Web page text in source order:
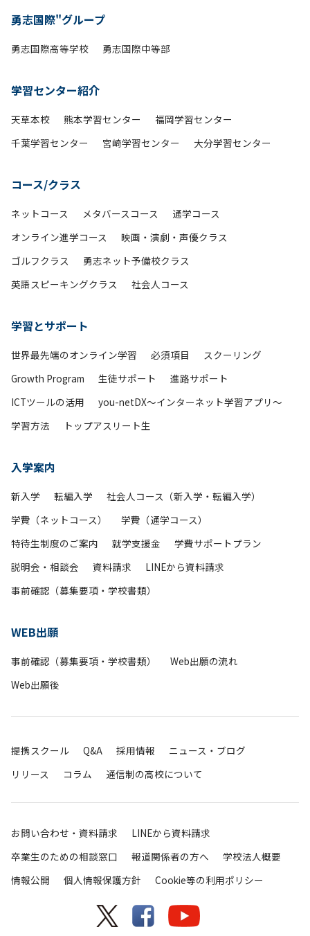
勇志国際"グループ
勇志国際高等学校 勇志国際中等部
学習センター紹介
天草本校 熊本学習センター
福岡学習センター
千葉学習センター
宮崎学習センター 大分学習センター
コース/クラス
ネットコース メタバースコース
通学コース
オンライン進学コース
映画・演劇・声優クラス
ゴルフクラス
勇志ネット予備校クラス
英語スピーキングクラス
社会人コース
学習とサポート
世界最先端のオンライン学習 必須項目
スクーリング
Growth Program
生徒サポート
進路サポート
ICTツールの活用
you-netDX～インターネット学習アプリ～
学習方法
トップアスリート生
入学案内
新入学 転編入学
社会人コース（新入学・転編入学）
学費（ネットコース）
学費（通学コース）
特待生制度のご案内
就学支援金
学費サポートプラン
説明会・相談会
資料請求
LINEから資料請求
事前確認（募集要項・学校書類）
WEB出願
事前確認（募集要項・学校書類）
Web出願の流れ
Web出願後
提携スクール Q&A 採用情報
ニュース・ブログ
リリース
コラム 通信制の高校について
お問い合わせ・資料請求
LINEから資料請求
卒業生のための相談窓口
報道関係者の方へ
学校法人概要
情報公開
個人情報保護方針 Cookie等の利用ポリシー